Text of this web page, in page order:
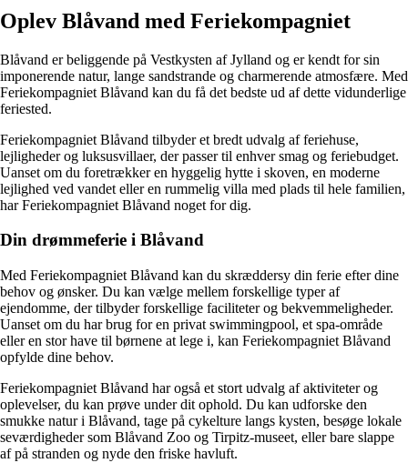
Oplev Blåvand med Feriekompagniet
Blåvand er beliggende på Vestkysten af Jylland og er kendt for sin
imponerende natur, lange sandstrande og charmerende atmosfære. Med
Feriekompagniet Blåvand kan du få det bedste ud af dette vidunderlige
feriested.
Feriekompagniet Blåvand tilbyder et bredt udvalg af feriehuse,
lejligheder og luksusvillaer, der passer til enhver smag og feriebudget.
Uanset om du foretrækker en hyggelig hytte i skoven, en moderne
lejlighed ved vandet eller en rummelig villa med plads til hele familien,
har Feriekompagniet Blåvand noget for dig.
Din drømmeferie i Blåvand
Med Feriekompagniet Blåvand kan du skræddersy din ferie efter dine
behov og ønsker. Du kan vælge mellem forskellige typer af
ejendomme, der tilbyder forskellige faciliteter og bekvemmeligheder.
Uanset om du har brug for en privat swimmingpool, et spa-område
eller en stor have til børnene at lege i, kan Feriekompagniet Blåvand
opfylde dine behov.
Feriekompagniet Blåvand har også et stort udvalg af aktiviteter og
oplevelser, du kan prøve under dit ophold. Du kan udforske den
smukke natur i Blåvand, tage på cykelture langs kysten, besøge lokale
seværdigheder som Blåvand Zoo og Tirpitz-museet, eller bare slappe
af på stranden og nyde den friske havluft.